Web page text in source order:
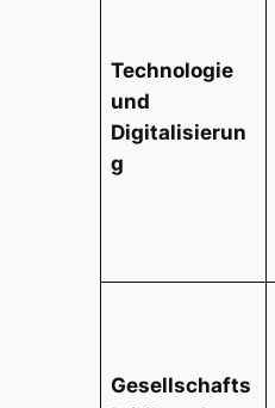
Technologie
und
Digitalisierun
g
Gesellschafts